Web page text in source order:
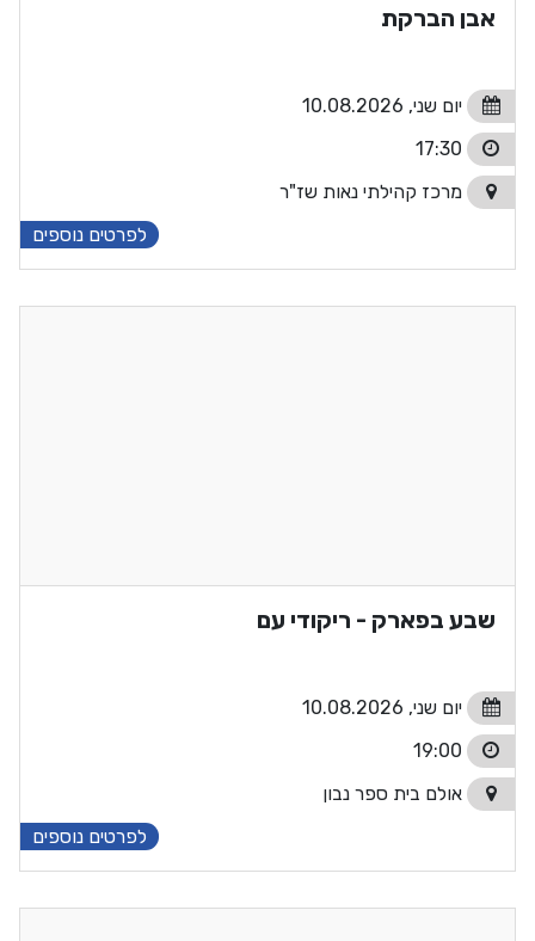
אבן הברקת
יום שני, 10.08.2026
מרכז קהילתי נאות שז"ר
לפרטים נוספים
שבע בפארק - ריקודי עם
יום שני, 10.08.2026
אולם בית ספר נבון
לפרטים נוספים